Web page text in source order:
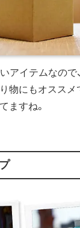
アイテムなので
物にもオススメ
ますね。